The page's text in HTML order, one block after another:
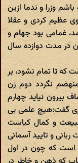
وزرا و ندما ازین
عظیم کردی و عقلا
غمامی بود جهام و
در مدت دوازده سال
که تا تمام نشود، بر
نگردد دوم زن
بیرون نیاید چهارم
گفت:هیچ علمی بی
و کمال کیاست
و تایید آسمانی
است که چون در اول